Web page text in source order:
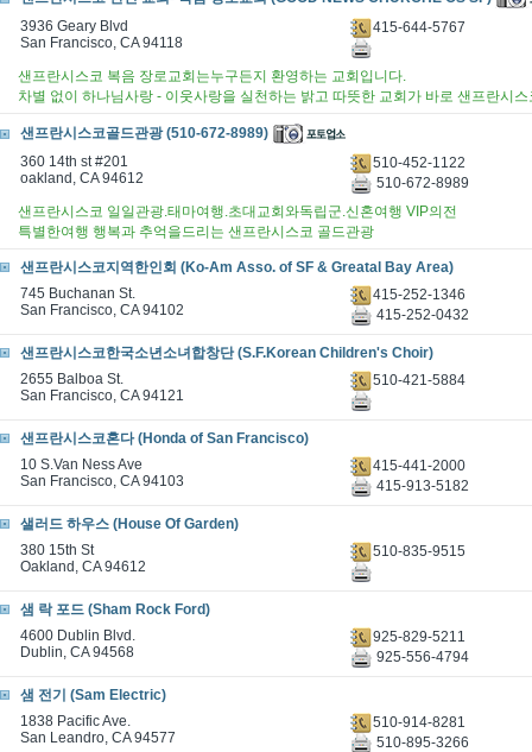
3936 Geary Blvd
San Francisco, CA 94118
415-644-5767
샌프란시스코 복음 장로교회는누구든지 환영하는 교회입니다.
차별 없이 하나님사랑 - 이웃사랑을 실천하는 밝고 따뜻한 교회가 바로 샌프란시
샌프란시스코골드관광 (510-672-8989)
360 14th st #201
oakland, CA 94612
510-452-1122
510-672-8989
샌프란시스코 일일관광.태마여행.초대교회와독립군.신혼여행 VIP의전
특별한여행 행복과 추억을드리는 샌프란시스코 골드관광
샌프란시스코지역한인회 (Ko-Am Asso. of SF & Greatal Bay Area)
745 Buchanan St.
San Francisco, CA 94102
415-252-1346
415-252-0432
샌프란시스코한국소년소녀합창단 (S.F.Korean Children's Choir)
2655 Balboa St.
San Francisco, CA 94121
510-421-5884
샌프란시스코혼다 (Honda of San Francisco)
10 S.Van Ness Ave
San Francisco, CA 94103
415-441-2000
415-913-5182
샐러드 하우스 (House Of Garden)
380 15th St
Oakland, CA 94612
510-835-9515
샘 락 포드 (Sham Rock Ford)
4600 Dublin Blvd.
Dublin, CA 94568
925-829-5211
925-556-4794
샘 전기 (Sam Electric)
1838 Pacific Ave.
San Leandro, CA 94577
510-914-8281
510-895-3266